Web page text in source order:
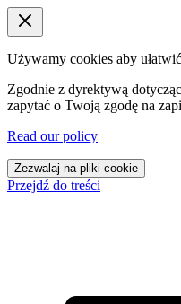
Używamy cookies aby
Zgodnie z dyrektywą
zapytać o Twoją zgodę na
Read our policy
Zezwalaj na pliki cookie
Przejdź do treści